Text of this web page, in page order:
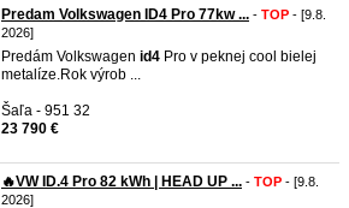
Predam Volkswagen ID4 Pro 77kw ... - TOP - [9.8.
2026]
Predám Volkswagen id4 Pro v peknej cool bielej
metalíze.Rok výrob ...
Šaľa - 951 32
23 790 €
🔥VW ID.4 Pro 82 kWh | HEAD UP ... - TOP - [9.8.
2026]